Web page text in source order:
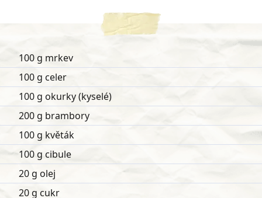
100 g mrkev
100 g celer
100 g okurky (kyselé)
200 g brambory
100 g květák
100 g cibule
20 g olej
20 g cukr